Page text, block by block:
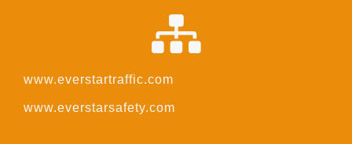
www.everstartraffic.com
www.everstarsafety.com